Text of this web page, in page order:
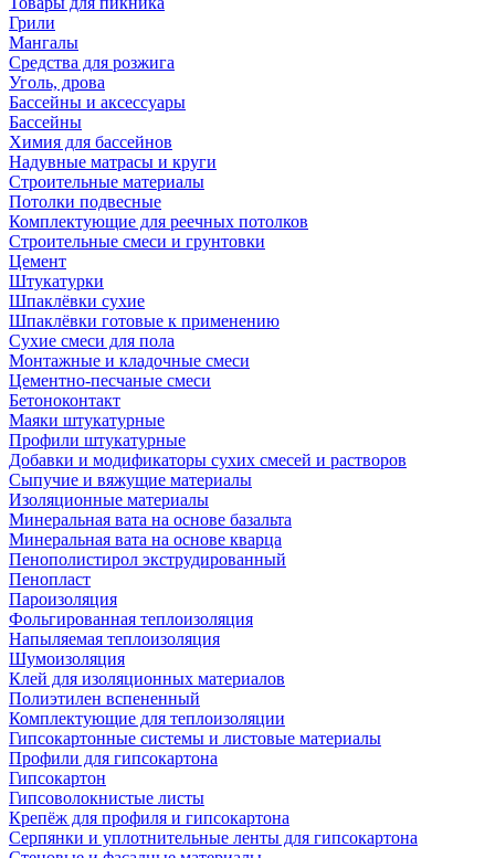
Грили
Мангалы
Средства для розжига
Уголь, дрова
Бассейны и аксессуары
Бассейны
Химия для бассейнов
Надувные матрасы и круги
Строительные материалы
Потолки подвесные
Комплектующие для реечных потолков
Строительные смеси и грунтовки
Цемент
Штукатурки
Шпаклёвки сухие
Шпаклёвки готовые к применению
Сухие смеси для пола
Монтажные и кладочные смеси
Цементно-песчаные смеси
Бетоноконтакт
Маяки штукатурные
Профили штукатурные
Добавки и модификаторы сухих смесей и растворов
Сыпучие и вяжущие материалы
Изоляционные материалы
Минеральная вата на основе базальта
Минеральная вата на основе кварца
Пенополистирол экструдированный
Пенопласт
Пароизоляция
Фольгированная теплоизоляция
Напыляемая теплоизоляция
Шумоизоляция
Клей для изоляционных материалов
Полиэтилен вспененный
Комплектующие для теплоизоляции
Гипсокартонные системы и листовые материалы
Профили для гипсокартона
Гипсокартон
Гипсоволокнистые листы
Крепёж для профиля и гипсокартона
Серпянки и уплотнительные ленты для гипсокартона